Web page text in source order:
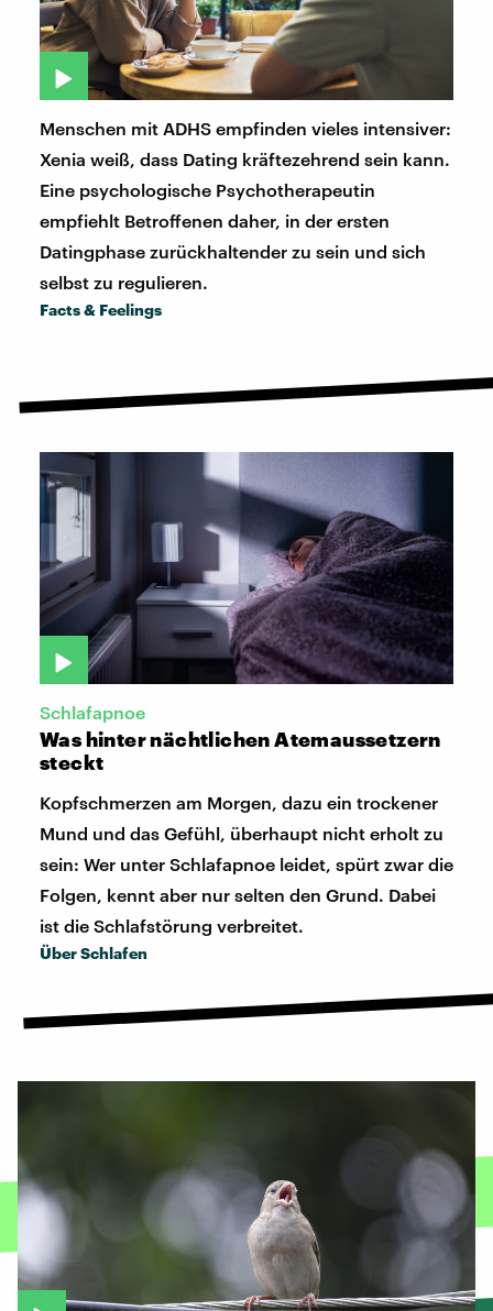
Menschen mit ADHS empfinden vieles intensiver:
Xenia weiß, dass Dating kräftezehrend sein kann.
Eine psychologische Psychotherapeutin
empfiehlt Betroffenen daher, in der ersten
Datingphase zurückhaltender zu sein und sich
selbst zu regulieren.
Facts & Feelings
Schlafapnoe
Was hinter nächtlichen Atemaussetzern
steckt
Kopfschmerzen am Morgen, dazu ein trockener
Mund und das Gefühl, überhaupt nicht erholt zu
sein: Wer unter Schlafapnoe leidet, spürt zwar die
Folgen, kennt aber nur selten den Grund. Dabei
ist die Schlafstörung verbreitet.
Über Schlafen